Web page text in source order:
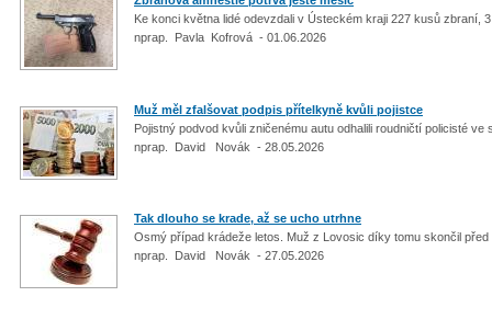
​Ke konci května lidé odevzdali v Ústeckém kraji 227 kusů zbraní,
nprap. Pavla Kofrová - 01.06.2026
Muž měl zfalšovat podpis přítelkyně kvůli pojistce
Pojistný podvod kvůli zničenému autu odhalili roudničtí policisté
nprap. David Novák - 28.05.2026
Tak dlouho se krade, až se ucho utrhne
Osmý případ krádeže letos. Muž z Lovosic díky tomu skončil
nprap. David Novák - 27.05.2026